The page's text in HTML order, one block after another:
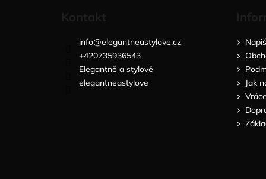
info@elegantneastylove.cz
+420735936543
Elegantně a stylově
elegantneastylove
Jak